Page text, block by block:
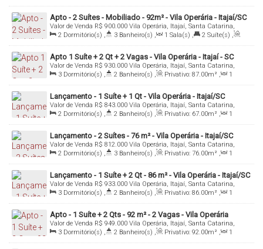
Sala(s) , 1 Suíte(s) , 2 Vaga(s) , Útil: 92.00m²
Apto - 2 Suítes - Mobiliado - 92m² - Vila Operária - Itajaí/SC
R$ 900.000
Valor de Venda
Vila Operária, Itajaí, Santa Catarina,
Brasil
2 Dormitório(s) , 3 Banheiro(s) , 1 Sala(s) , 2 Suíte(s) ,
Total: 115.00m² , 2 Vaga(s) , Útil: 92.00m²
Apto 1 Suíte + 2 Qt + 2 Vagas - Vila Operária - Itajaí - SC
R$ 930.000
Valor de Venda
Vila Operária, Itajaí, Santa Catarina,
Brasil
3 Dormitório(s) , 2 Banheiro(s) , Privativo: 87.00m² ,
1
Sala(s) , 1 Suíte(s) , 2 Vaga(s) , Útil: 87.00m²
Lançamento - 1 Suíte + 1 Qt - Vila Operária - Itajaí/SC
R$ 843.000
Valor de Venda
Vila Operária, Itajaí, Santa Catarina,
Brasil
2 Dormitório(s) , 2 Banheiro(s) , Privativo: 67.00m² ,
1
Sala(s) , 1 Suíte(s) , 1 Vaga(s) , Útil: 67.00m²
Lançamento - 2 Suítes - 76 m² - Vila Operária - Itajaí/SC
R$ 812.000
Valor de Venda
Vila Operária, Itajaí, Santa Catarina,
Brasil
2 Dormitório(s) , 3 Banheiro(s) , Privativo: 76.00m² ,
1
Sala(s) , 2 Suíte(s) , 1 Vaga(s) , Útil: 76.00m²
Lançamento - 1 Suíte + 2 Qt - 86 m² - Vila Operária - Itajaí/SC
R$ 933.000
Valor de Venda
Vila Operária, Itajaí, Santa Catarina,
Brasil
3 Dormitório(s) , 2 Banheiro(s) , Privativo: 86.00m² ,
1
Sala(s) , 1 Suíte(s) , 1 Vaga(s) , Útil: 86.00m²
Apto - 1 Suíte + 2 Qts - 92 m² - 2 Vagas - Vila Operária
R$ 949.000
Valor de Venda
Vila Operária, Itajaí, Santa Catarina,
Brasil
3 Dormitório(s) , 2 Banheiro(s) , Privativo: 92.00m² ,
1
Sala(s) , 1 Suíte(s) , 2 Vaga(s)